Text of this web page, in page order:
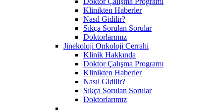
Klinikten Haberler
Nasıl Gidilir?
Sıkça Sorulan Sorular
Doktorlarımız
Jinekoloji Onkoloji Cerrahi
Klinik Hakkında
Doktor Çalışma Programı
Klinikten Haberler
Nasıl Gidilir?
Sıkça Sorulan Sorular
Doktorlarımız